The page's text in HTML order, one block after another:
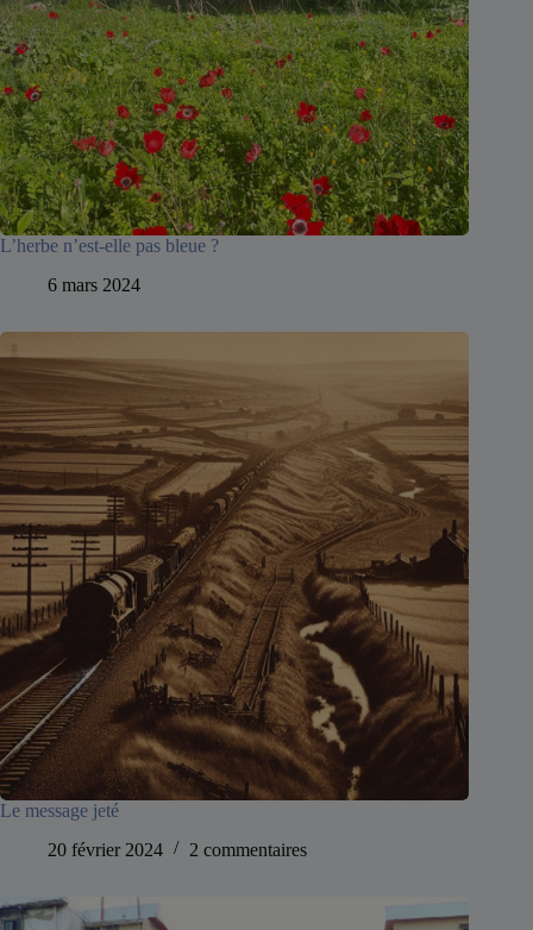
L’herbe n’est-elle pas bleue ?
6 mars 2024
Le message jeté
20 février 2024
2 commentaires